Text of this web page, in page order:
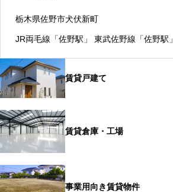
栃木県佐野市犬伏新町
JR両毛線「佐野駅」 東武佐野線「佐野駅」
賃貸戸建て
賃貸倉庫・工場
事業用向き賃貸物件